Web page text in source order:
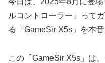
ルコントローラー」って
る「GameSir X5s」を本
この「GameSir X5s」は